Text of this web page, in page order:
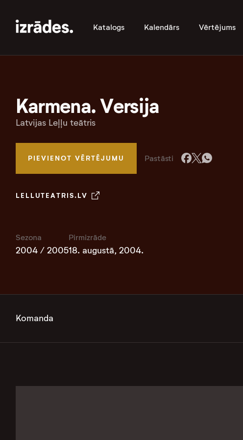
Katalogs Kalendārs Vērtējums
Karmena. Versija
Latvijas Leļļu teātris
PIEVIENOT VĒRTĒJUMU Pastāsti
LELLUTEATRIS.LV
Sezona
2004 / 2005
Pirmizrāde
18. augustā, 2004.
Komanda